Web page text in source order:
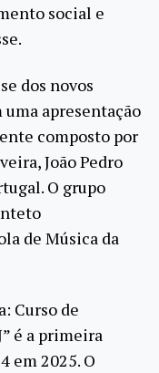
social e
dos novos
apresentação
composto por
João Pedro
O grupo
de Música da
Curso de
é a primeira
em 2025. O